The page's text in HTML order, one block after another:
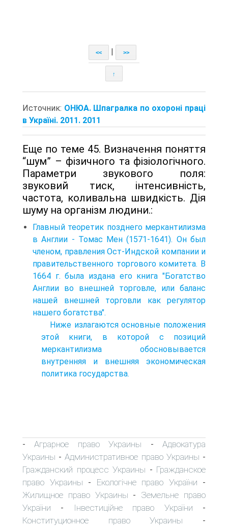
<< >>
↑
Источник: ОНЮА. Шпагралка по охороні праці
в Україні. 2011. 2011
Еще по теме 45. Визначення поняття
“шум” – фізичного та фізіологічного.
Параметри звукового поля:
звуковий тиск, інтенсивність,
частота, коливальна швидкість. Дія
шуму на організм людини.:
Главный теоретик позднего меркантилизма
в Англии - Томас Мен (1571-1641). Он был
членом, правления Ост-Индской компании и
правительственного торгового комитета. В
1664 г. была издана его книга "Богатство
Англии во внешней торговле, или баланс
нашей внешней торговли как регулятор
нашего богатства".
Ниже излагаются основные положения
этой книги, в которой с позиций
меркантилизма обосновывается
внутренняя и внешняя экономическая
политика государства.
-Аграрное право Украины -Адвокатура
Украины -Административное право Украины -
Гражданский процесс Украины - Гражданское
право Украины - Екологічне право України -
Жилищное право Украины - Земельне право
України - Інвестиційне право України -
Конституционное право Украины -